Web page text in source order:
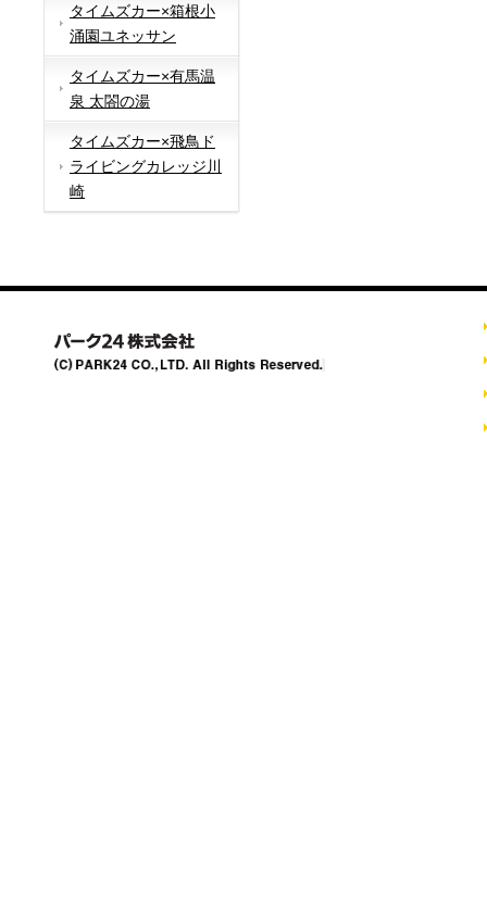
タイムズカー×箱根小
涌園ユネッサン
タイムズカー×有馬温
泉 太閤の湯
タイムズカー×飛鳥ド
ライビングカレッジ川
崎